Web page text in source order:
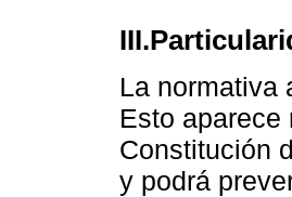
La normativa
Esto
Constitución
y podrá